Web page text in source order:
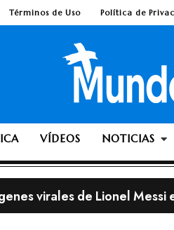
Términos de Uso Política de
VÍDEOS NOTICIAS
la Biblia; ¿Es pecado
de estreno, con el